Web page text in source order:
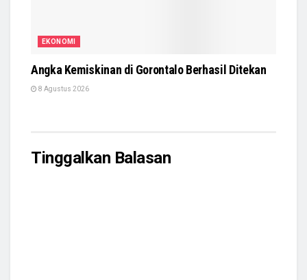
EKONOMI
Angka Kemiskinan di Gorontalo Berhasil Ditekan
8 Agustus 2026
Tinggalkan Balasan